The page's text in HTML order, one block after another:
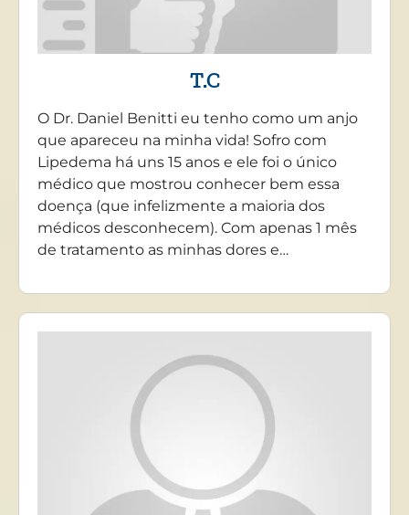
T.C
O Dr. Daniel Benitti eu tenho como um anjo
que apareceu na minha vida! Sofro com
Lipedema há uns 15 anos e ele foi o único
médico que mostrou conhecer bem essa
doença (que infelizmente a maioria dos
médicos desconhecem). Com apenas 1 mês
de tratamento as minhas dores e…